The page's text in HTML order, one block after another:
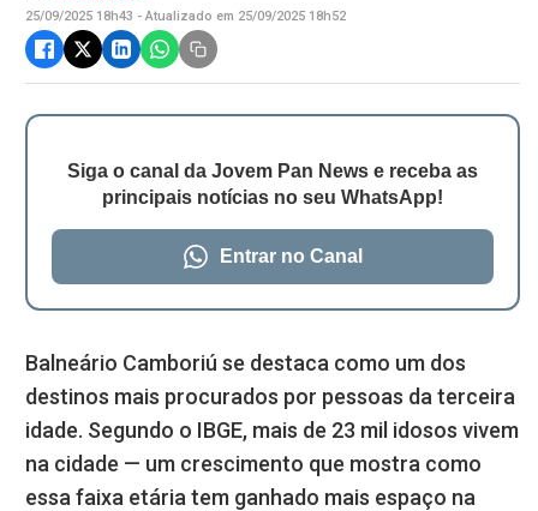
25/09/2025 18h43 - Atualizado em 25/09/2025 18h52
Siga o canal da Jovem Pan News e receba as
principais notícias no seu WhatsApp!
Entrar no Canal
Balneário Camboriú se destaca como um dos
destinos mais procurados por pessoas da terceira
idade. Segundo o IBGE, mais de 23 mil idosos vivem
na cidade — um crescimento que mostra como
essa faixa etária tem ganhado mais espaço na